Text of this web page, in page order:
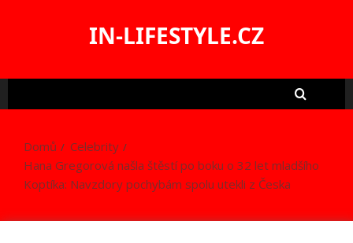
IN-LIFESTYLE.CZ
Domů
Celebrity
Hana Gregorová našla štěstí po boku o 32 let mladšího
Koptíka: Navzdory pochybám spolu utekli z Česka